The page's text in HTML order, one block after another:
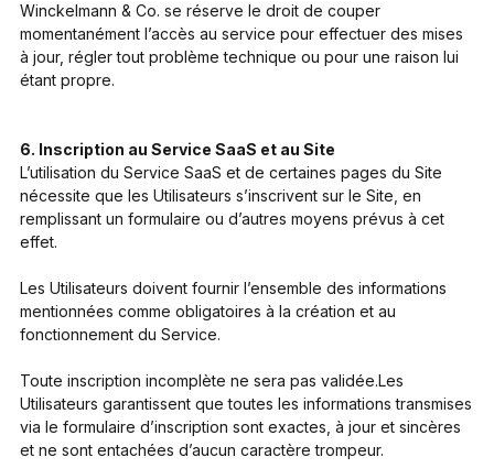
Winckelmann & Co. se réserve le droit de couper
momentanément l’accès au service pour effectuer des mises
à jour, régler tout problème technique ou pour une raison lui
étant propre.
6. Inscription au Service SaaS et au Site
L’utilisation du Service SaaS et de certaines pages du Site
nécessite que les Utilisateurs s’inscrivent sur le Site, en
remplissant un formulaire ou d’autres moyens prévus à cet
effet.
Les Utilisateurs doivent fournir l’ensemble des informations
mentionnées comme obligatoires à la création et au
fonctionnement du Service.
Toute inscription incomplète ne sera pas validée.Les
Utilisateurs garantissent que toutes les informations transmises
via le formulaire d’inscription sont exactes, à jour et sincères
et ne sont entachées d’aucun caractère trompeur.